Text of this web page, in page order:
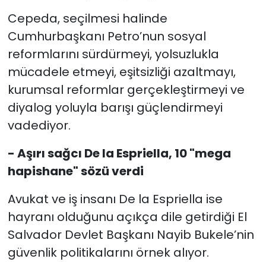
Cepeda, seçilmesi halinde
Cumhurbaşkanı Petro’nun sosyal
reformlarını sürdürmeyi, yolsuzlukla
mücadele etmeyi, eşitsizliği azaltmayı,
kurumsal reformlar gerçekleştirmeyi ve
diyalog yoluyla barışı güçlendirmeyi
vadediyor.
- Aşırı sağcı De la Espriella, 10 "mega
hapishane" sözü verdi
Avukat ve iş insanı De la Espriella ise
hayranı olduğunu açıkça dile getirdiği El
Salvador Devlet Başkanı Nayib Bukele’nin
güvenlik politikalarını örnek alıyor.